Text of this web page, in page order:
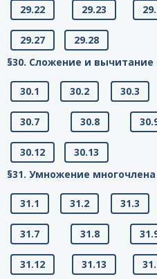
29.22 29.23
29.27
29.28
§30. Сложение и вычитание
30.1 30.2 30.3
30.7 30.8
30.12
30.13
§31. Умножение
31.1 31.2 31.3
31.7 31.8
31.12 31.13